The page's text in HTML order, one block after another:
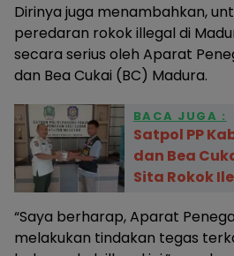
Dirinya juga menambahkan,
peredaran rokok illegal di
secara serius oleh Aparat
dan Bea Cukai (BC) Madura.
BACA JUGA :
Satpol PP
dan Bea
Sita Rokok
“Saya berharap, Aparat
melakukan tindakan tegas